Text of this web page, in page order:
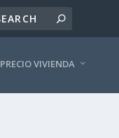
PRECIO VIVIENDA